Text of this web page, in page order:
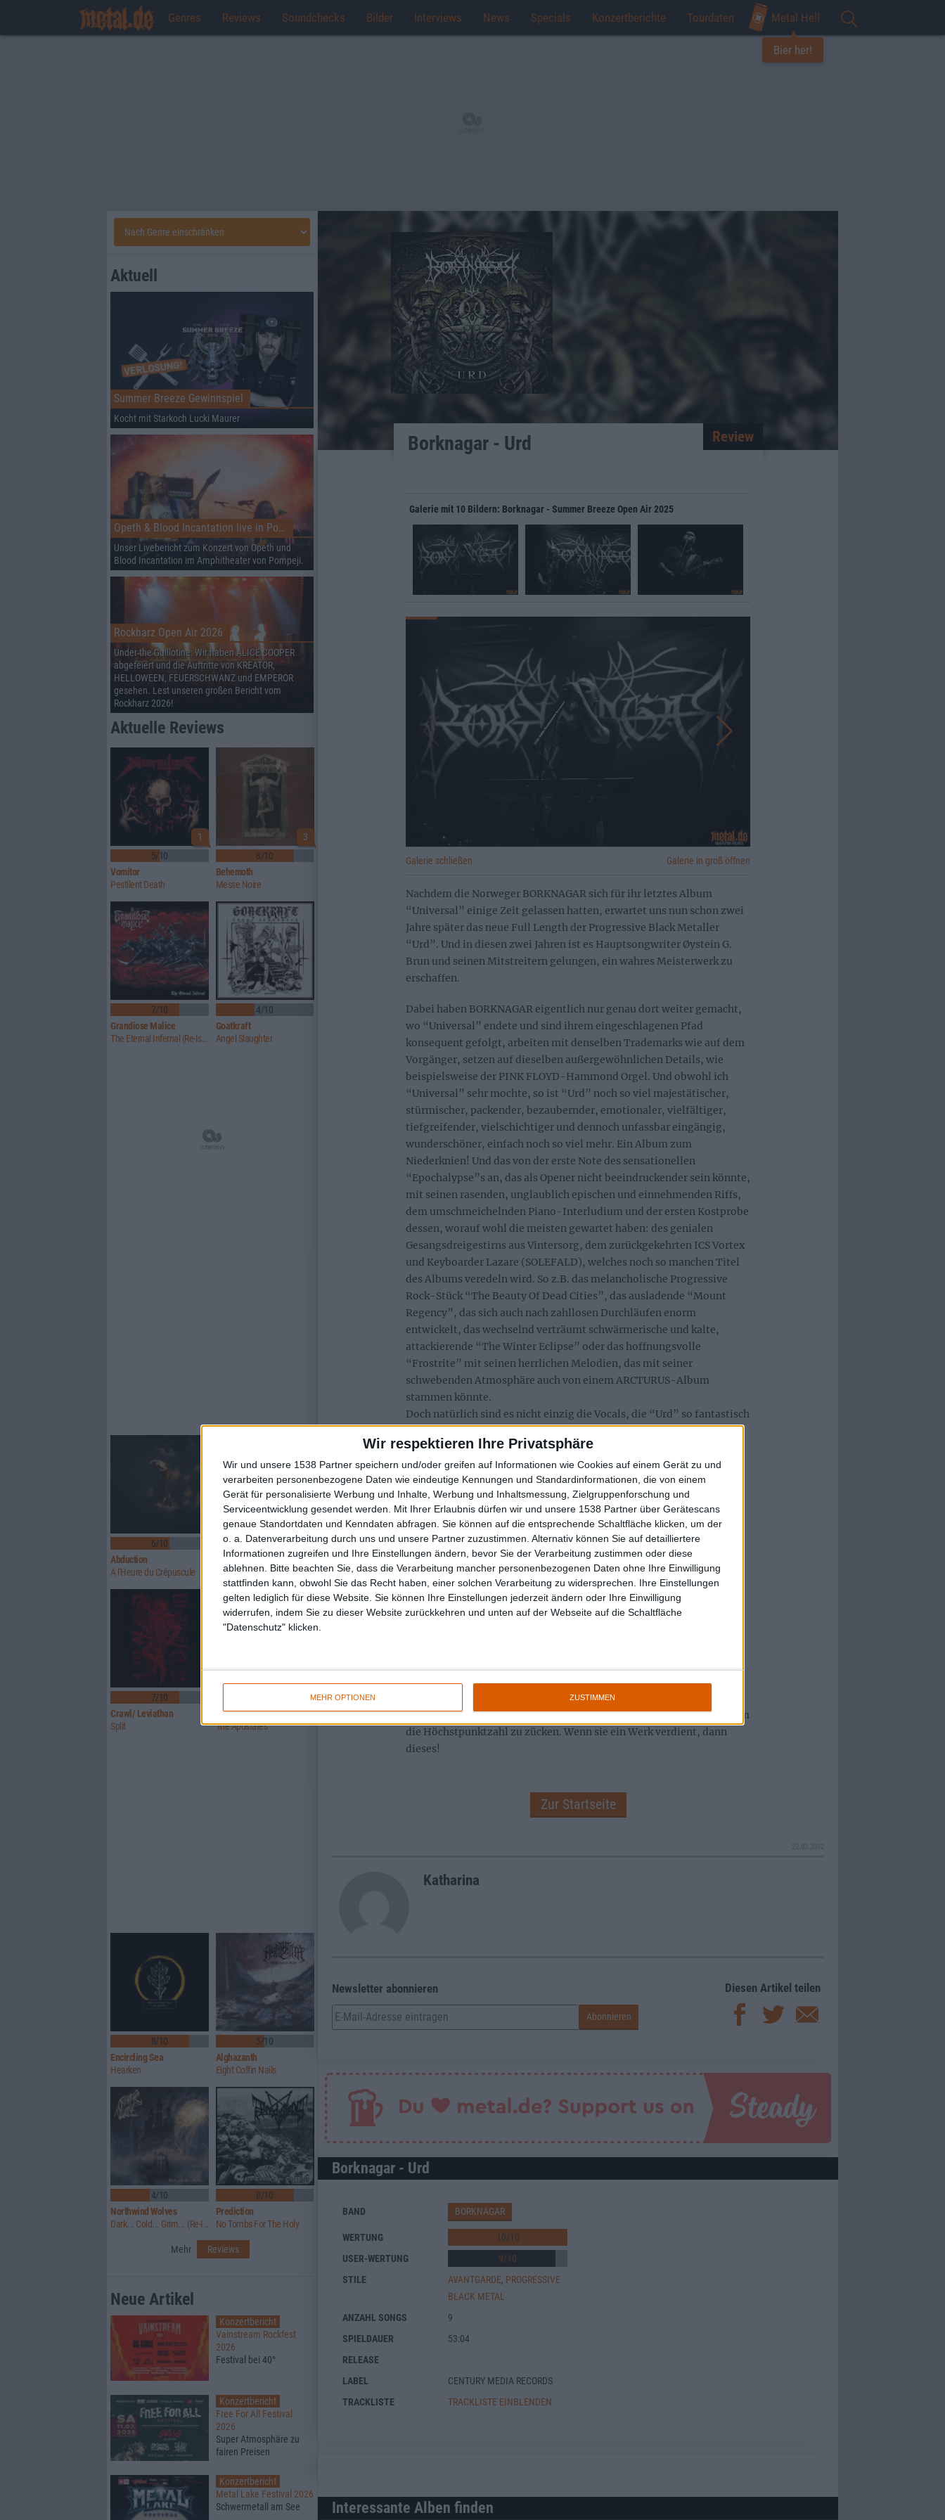
Wir respektieren Ihre Privatsphäre
Wir und unsere 1538 Partner speichern und/oder greifen auf Informationen wie Cookies auf einem Gerät zu und
verarbeiten personenbezogene Daten wie eindeutige Kennungen und Standardinformationen, die von einem
Gerät für personalisierte Werbung und Inhalte, Werbung und Inhaltsmessung, Zielgruppenforschung und
Serviceentwicklung gesendet werden.
Mit Ihrer Erlaubnis dürfen wir und unsere 1538 Partner über Gerätescans
genaue Standortdaten und Kenndaten abfragen. Sie können auf die entsprechende Schaltfläche klicken, um der
o. a. Datenverarbeitung durch uns und unsere Partner zuzustimmen. Alternativ können Sie auf detailliertere
Informationen zugreifen und Ihre Einstellungen ändern, bevor Sie der Verarbeitung zustimmen oder diese
ablehnen.
Bitte beachten Sie, dass die Verarbeitung mancher personenbezogenen Daten ohne Ihre Einwilligung
stattfinden kann, obwohl Sie das Recht haben, einer solchen Verarbeitung zu widersprechen. Ihre Einstellungen
gelten lediglich für diese Website. Sie können Ihre Einstellungen jederzeit ändern oder Ihre Einwilligung
widerrufen, indem Sie zu dieser Website zurückkehren und unten auf der Webseite auf die Schaltfläche
"Datenschutz" klicken.
MEHR OPTIONEN ZUSTIMMEN
Genres Reviews Soundchecks Bilder Interviews News Specials Konzertberichte Tourdaten Metal Hell
Bier her!
Borknagar - Urd Review
Galerie mit 10 Bildern: Borknagar - Summer Breeze Open Air 2025
Galerie schließen Galerie in groß öffnen
Nachdem die Norweger BORKNAGAR sich für ihr letztes Album
“Universal” einige Zeit gelassen hatten, erwartet uns nun schon zwei
Jahre später das neue Full Length der Progressive Black Metaller
“Urd”. Und in diesen zwei Jahren ist es Hauptsongwriter Øystein G.
Brun und seinen Mitstreitern gelungen, ein wahres Meisterwerk zu
erschaffen.
Dabei haben BORKNAGAR eigentlich nur genau dort weiter gemacht,
wo “Universal” endete und sind ihrem eingeschlagenen Pfad
konsequent gefolgt, arbeiten mit denselben Trademarks wie auf dem
Vorgänger, setzen auf dieselben außergewöhnlichen Details, wie
beispielsweise der PINK FLOYD-Hammond Orgel. Und obwohl ich
“Universal” sehr mochte, so ist “Urd” noch so viel majestätischer,
stürmischer, packender, bezaubernder, emotionaler, vielfältiger,
tiefgreifender, vielschichtiger und dennoch unfassbar eingängig,
wunderschöner, einfach noch so viel mehr. Ein Album zum
Niederknien! Und das von der erste Note des sensationellen
“Epochalypse”s an, das als Opener nicht beeindruckender sein könnte,
mit seinen rasenden, unglaublich epischen und einnehmenden Riffs,
dem umschmeichelnden Piano-Interludium und der ersten Kostprobe
dessen, worauf wohl die meisten gewartet haben: des genialen
Gesangsdreigestirns aus Vintersorg, dem zurückgekehrten ICS Vortex
und Keyboarder Lazare (SOLEFALD), welches noch so manchen Titel
des Albums veredeln wird. So z.B. das melancholische Progressive
Rock-Stück “The Beauty Of Dead Cities”, das ausladende “Mount
Regency”, das sich auch nach zahllosen Durchläufen enorm
entwickelt, das wechselnd verträumt schwärmerische und kalte,
attackierende “The Winter Eclipse” oder das hoffnungsvolle
“Frostrite” mit seinen herrlichen Melodien, das mit seiner
schwebenden Atmosphäre auch von einem ARCTURUS-Album
stammen könnte.
Doch natürlich sind es nicht einzig die Vocals, die “Urd” so fantastisch
machen, auch kompositorisch sind die neun Titel einfach der
Wahnsinn, so baut beispielsweise der zunächst eher unscheinbare,
getragene Titel “The Earthling” über fast sieben Minuten Spannung
auf, die sich in einem so überwältigend hymnischen Finale entlädt,
dass einem fast die Tränen in die Augen schießen. Ähnlich bewegend
und stimmungsgeladen kommen auch das mit dezenten orchestralen
Arrengements versehene „Roots“ sowie das Zwischenstück “The
Pains Of Memories” daher, das ganz ohne Gesang auskommt,
stattdessen aber mit ergreifenden Streichern und Klaviermelodien
aufwartet. Seine Krönung findet dieses Album in Sachen Spannung
und Vielfältigkeit jedoch eindeutig im abschließenden “In A Deeper
World”, das noch einmal alles vereint, was “Urd” so einzigartig und
jedes Mal erneut in einen regelrechten Rauschzustand versetzt, doch
mir gehen langsam schlichtweg die Adjektive aus. Es bleibt mir also
nicht mehr, als das erste Mal in meiner Zeit bei metal.de für ein Album
die Höchstpunktzahl zu zücken. Wenn sie ein Werk verdient, dann
dieses!
Zur Startseite
Katharina
Newsletter abonnieren Diesen Artikel teilen
Borknagar - Urd
BAND BORKNAGAR
WERTUNG 10/10
USER-WERTUNG
9/10
STILE
AVANTGARDE, PROGRESSIVE
BLACK METAL
ANZAHL SONGS
9
SPIELDAUER
53:04
RELEASE
LABEL
CENTURY MEDIA RECORDS
TRACKLISTE
TRACKLISTE EINBLENDEN
Interessante Alben finden
Aktuell
Summer Breeze Gewinnspiel
Kocht mit Starkoch Lucki Maurer
Opeth & Blood Incantation live in Pompeji
Unser Livebericht zum Konzert von Opeth und
Blood Incantation im Amphitheater von Pompeji.
Rockharz Open Air 2026
Under the Guillotine: Wir haben ALICE COOPER
abgefeiert und die Auftritte von KREATOR,
HELLOWEEN, FEUERSCHWANZ und EMPEROR
gesehen. Lest unseren großen Bericht vom
Rockharz 2026!
Aktuelle Reviews
1
5/10
Vomitor
Pestilent Death
3
8/10
Behemoth
Messe Noire
7/10
Grandiose Malice
The Eternal Infernal (Re-Issue)
4/10
Goatkraft
Angel Slaughter
6/10
Abduction
A l'Heure du Crépuscule
6/10
Above Aurora
Path To Ruin
7/10
Crawl/ Leviathan
Split
Glorior Belli
The Apostates
8/10
Encircling Sea
Hearken
5/10
Alghazanth
Eight Coffin Nails
4/10
Northwind Wolves
Dark... Cold... Grim... (Re-Issue)
8/10
Prediction
No Tombs For The Holy
Mehr Reviews
Neue Artikel
Konzertbericht
Vainstream Rockfest
2026
Festival bei 40°
Konzertbericht
Free For All Festival
2026
Super Atmosphäre zu
fairen Preisen
Konzertbericht
Metal Lake Festival 2026
Schwermetall am See